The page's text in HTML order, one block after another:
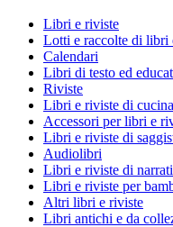
Libri e riviste
Lotti e raccolte di libri
Calendari
Libri di testo ed
Riviste
Libri e riviste di
Accessori per libri e
Libri e riviste di
Audiolibri
Libri e riviste di
Libri e riviste per
Altri libri e riviste
Libri antichi e da